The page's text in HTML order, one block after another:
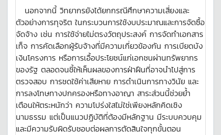
นอกจากนี้ วิทยากรยังได้ยกกรณีศึกษาความเสี่ยงและ
ตัวอย่างการทุจริต ในกระบวนการใช้งบประมาณและการจัดซื้อ
จัดจ้าง เช่น การใช้จ่ายไม่ตรงวัตถุประสงค์ การจัดทำเอกสาร
เท็จ การคัดเลือกผู้รับจ้างที่มีความเกี่ยวข้องกัน การเบียดบัง
เงินโครงการ หรือการเอื้อประโยชน์แก่เอกชนผ่านทรัพยากร
ของรัฐ ตลอดจนชี้ให้เห็นผลของการฝ่าฝืนที่อาจนำไปสู่การ
ตรวจสอบ การชดใช้ค่าเสียหาย การดำเนินการทางวินัย และ
การลงโทษทางปกครองหรือทางอาญา สาระส่วนนี้ช่วยย้ำ
เตือนให้ตระหนักว่า ความโปร่งใสไม่ใช่เพียงหลักคิดเชิง
นามธรรม แต่เป็นแนวปฏิบัติที่ต้องมีหลักฐาน มีระบบควบคุม
และมีความรับผิดรับชอบต่อผลการตัดสินใจทุกขั้นตอน